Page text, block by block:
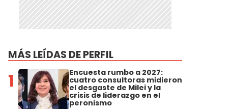
MÁS LEÍDAS DE PERFIL
1 Encuesta rumbo a 2027:
cuatro consultoras midieron
el desgaste de Milei y la
crisis de liderazgo en el
peronismo